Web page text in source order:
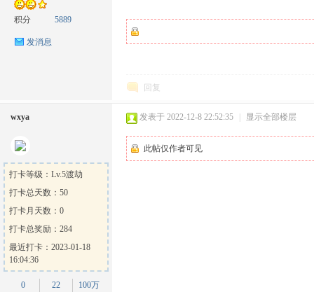
官
积分 5889
发消息
回复
wxya
打卡等级：Lv.5渡劫
打卡总天数：50
打卡月天数：0
打卡总奖励：284
最近打卡：2023-01-18
16:04:36
0
22
100万
发表于 2022-12-8 22:52:35 显示全部楼层
此帖仅作者可见